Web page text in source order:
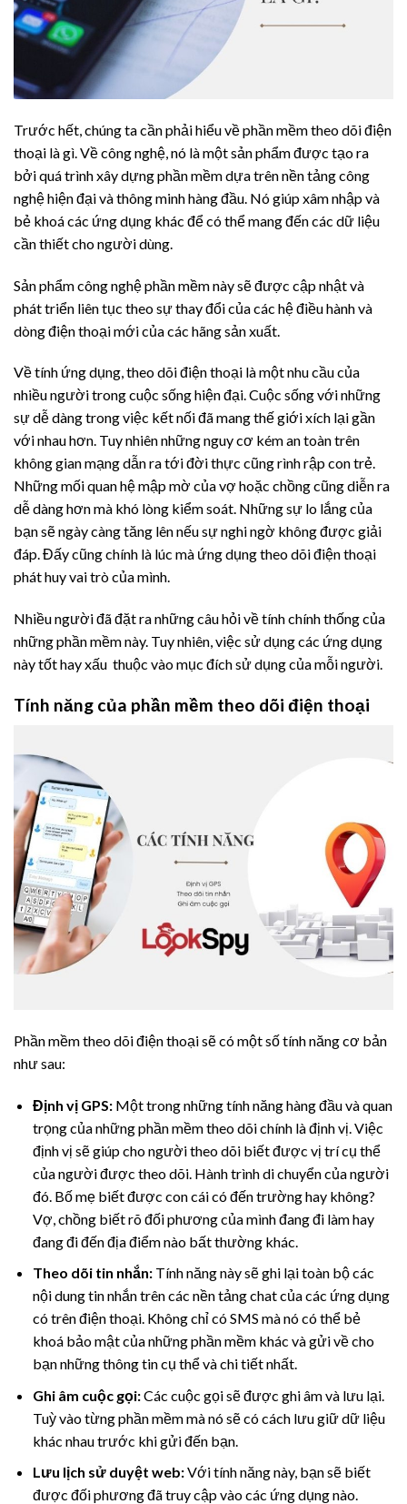
Trước hết, chúng ta cần phải hiểu về phần mềm theo dõi điện
thoại là gì. Về công nghệ, nó là một sản phẩm được tạo ra
bởi quá trình xây dựng phần mềm dựa trên nền tảng công
nghệ hiện đại và thông minh hàng đầu. Nó giúp xâm nhập và
bẻ khoá các ứng dụng khác để có thể mang đến các dữ liệu
cần thiết cho người dùng.
Sản phẩm công nghệ phần mềm này sẽ được cập nhật và
phát triển liên tục theo sự thay đổi của các hệ điều hành và
dòng điện thoại mới của các hãng sản xuất.
Về tính ứng dụng, theo dõi điện thoại là một nhu cầu của
nhiều người trong cuộc sống hiện đại. Cuộc sống với những
sự dễ dàng trong việc kết nối đã mang thế giới xích lại gần
với nhau hơn. Tuy nhiên những nguy cơ kém an toàn trên
không gian mạng dẫn ra tới đời thực cũng rình rập con trẻ.
Những mối quan hệ mập mờ của vợ hoặc chồng cũng diễn ra
dễ dàng hơn mà khó lòng kiểm soát. Những sự lo lắng của
bạn sẽ ngày càng tăng lên nếu sự nghi ngờ không được giải
đáp. Đấy cũng chính là lúc mà ứng dụng theo dõi điện thoại
phát huy vai trò của mình.
Nhiều người đã đặt ra những câu hỏi về tính chính thống của
những phần mềm này. Tuy nhiên, việc sử dụng các ứng dụng
này tốt hay xấu thuộc vào mục đích sử dụng của mỗi người.
Tính năng của phần mềm theo dõi điện thoại
Phần mềm theo dõi điện thoại sẽ có một số tính năng cơ bản
như sau:
Định vị GPS:Một trong những tính năng hàng đầu và quan
trọng của những phần mềm theo dõi chính là định vị. Việc
định vị sẽ giúp cho người theo dõi biết được vị trí cụ thể
của người được theo dõi. Hành trình di chuyển của người
đó. Bố mẹ biết được con cái có đến trường hay không?
Vợ, chồng biết rõ đối phương của mình đang đi làm hay
đang đi đến địa điểm nào bất thường khác.
Theo dõi tin nhắn:Tính năng này sẽ ghi lại toàn bộ các
nội dung tin nhắn trên các nền tảng chat của các ứng dụng
có trên điện thoại. Không chỉ có SMS mà nó có thể bẻ
khoá bảo mật của những phần mềm khác và gửi về cho
bạn những thông tin cụ thể và chi tiết nhất.
Ghi âm cuộc gọi:Các cuộc gọi sẽ được ghi âm và lưu lại.
Tuỳ vào từng phần mềm mà nó sẽ có cách lưu giữ dữ liệu
khác nhau trước khi gửi đến bạn.
Lưu lịch sử duyệt web:Với tính năng này, bạn sẽ biết
được đối phương đã truy cập vào các ứng dụng nào.